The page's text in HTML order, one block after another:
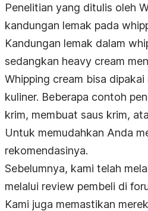
Penelitian yang ditulis oleh
kandungan lemak pada
Kandungan lemak dalam
sedangkan heavy cream
Whipping cream bisa
kuliner. Beberapa contoh
krim, membuat saus krim,
Untuk memudahkan Anda
rekomendasinya.
Sebelumnya, kami telah
melalui review pembeli di
Kami juga memastikan